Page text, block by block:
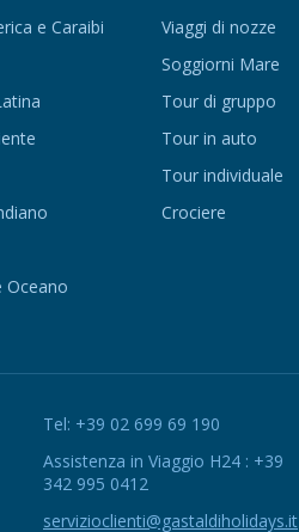
e Caraibi
Oceano
Viaggi di nozze
Soggiorni Mare
Tour di gruppo
Tour in auto
Tour individuale
Crociere
Tel: +39 02 699 69 190
Assistenza in Viaggio H24 : +39
342 995 0412
servizioclienti@gastaldiholidays.it